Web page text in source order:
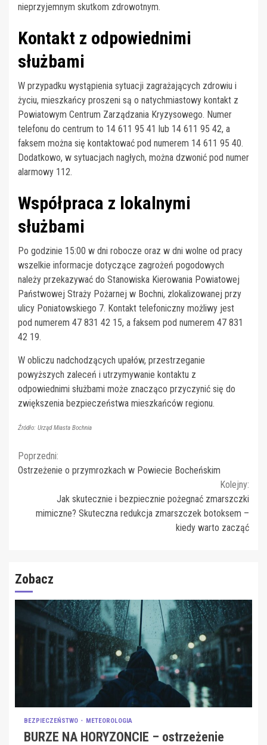
nieprzyjemnym skutkom zdrowotnym.
Kontakt z odpowiednimi
służbami
W przypadku wystąpienia sytuacji zagrażających zdrowiu i
życiu, mieszkańcy proszeni są o natychmiastowy kontakt z
Powiatowym Centrum Zarządzania Kryzysowego. Numer
telefonu do centrum to 14 611 95 41 lub 14 611 95 42, a
faksem można się kontaktować pod numerem 14 611 95 40.
Dodatkowo, w sytuacjach nagłych, można dzwonić pod numer
alarmowy 112.
Współpraca z lokalnymi
służbami
Po godzinie 15:00 w dni robocze oraz w dni wolne od pracy
wszelkie informacje dotyczące zagrożeń pogodowych
należy przekazywać do Stanowiska Kierowania Powiatowej
Państwowej Straży Pożarnej w Bochni, zlokalizowanej przy
ulicy Poniatowskiego 7. Kontakt telefoniczny możliwy jest
pod numerem 47 831 42 15, a faksem pod numerem 47 831
42 19.
W obliczu nadchodzących upałów, przestrzeganie
powyższych zaleceń i utrzymywanie kontaktu z
odpowiednimi służbami może znacząco przyczynić się do
zwiększenia bezpieczeństwa mieszkańców regionu.
Źródło: Urząd Miasta Bochnia
Continue
Poprzedni:
Ostrzeżenie o przymrozkach w Powiecie Bocheńskim
Kolejny:
Jak skutecznie i bezpiecznie pożegnać zmarszczki
mimiczne? Skuteczna redukcja zmarszczek botoksem –
kiedy warto zacząć
Zobacz
BEZPIECZEŃSTWO METEOROLOGIA
BURZE NA HORYZONCIE – ostrzeżenie